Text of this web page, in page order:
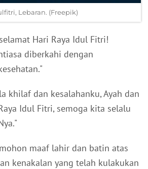
Lebaran. (Freepik)
Hari Raya Idul Fitri!
diberkahi dengan
khilaf dan kesalahanku, Ayah dan
Idul Fitri, semoga kita selalu
maaf lahir dan batin atas
kenakalan yang telah kulakukan